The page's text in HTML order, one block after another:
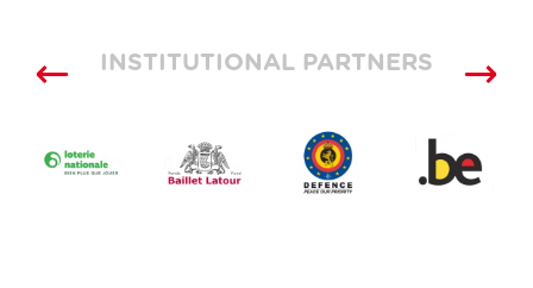
INSTITUTIONAL PARTNERS